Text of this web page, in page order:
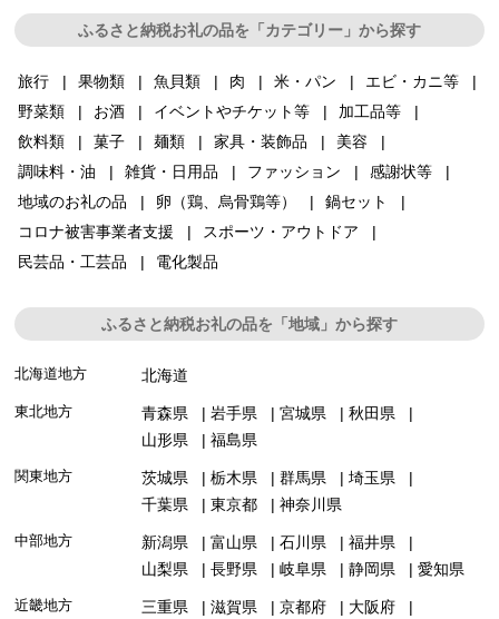
ふるさと納税お礼の品を「カテゴリー」から探す
旅行 果物類 魚貝類 肉 米・パン
エビ・カニ等
野菜類
お酒 イベントやチケット等
加工品等
飲料類
菓子 麺類 家具・装飾品
美容
調味料・油
雑貨・日用品 ファッション
感謝状等
地域のお礼の品
卵（鶏、烏骨鶏等）
鍋セット
コロナ被害事業者支援
スポーツ・アウトドア
民芸品・工芸品
電化製品
ふるさと納税お礼の品を「地域」から探す
北海道地方 北海道
東北地方 青森県 岩手県 宮城県
秋田県
山形県
福島県
関東地方 茨城県 栃木県 群馬県
埼玉県
千葉県
東京都 神奈川県
中部地方 新潟県 富山県 石川県
福井県
山梨県
長野県 岐阜県 静岡県 愛知県
近畿地方 三重県 滋賀県 京都府
大阪府